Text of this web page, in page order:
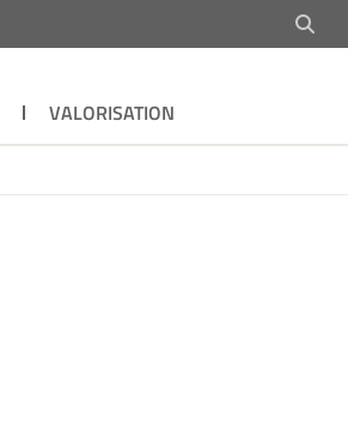
VALORISATION